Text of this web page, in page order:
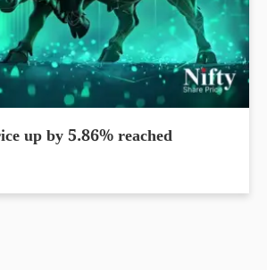
up by 5.86% reached